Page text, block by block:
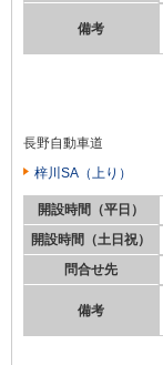
備考
長野自動車道
梓川SA（上り）
開設時間（平日）
開設時間（土日祝）
問合せ先
備考